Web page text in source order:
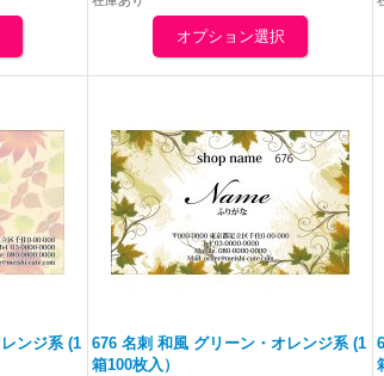
ンジ系 (1
676 名刺 和風 グリーン・オレンジ系 (1
箱100枚入）